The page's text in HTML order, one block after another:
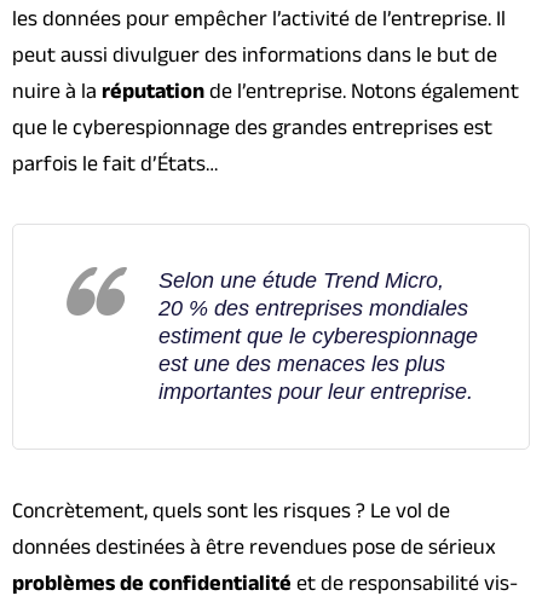
les données pour empêcher l’activité de l’entreprise. Il
peut aussi divulguer des informations dans le but de
nuire à la réputation de l’entreprise. Notons également
que le cyberespionnage des grandes entreprises est
parfois le fait d’États…
Selon une étude Trend Micro,
20 % des entreprises mondiales
estiment que le cyberespionnage
est une des menaces les plus
importantes pour leur entreprise.
Concrètement, quels sont les risques ? Le vol de
données destinées à être revendues pose de sérieux
problèmes de confidentialité et de responsabilité vis-